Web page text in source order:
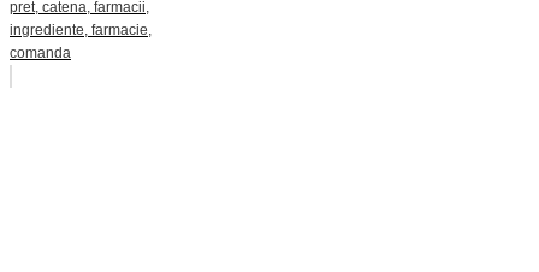
pret, catena, farmacii,
ingrediente, farmacie,
comanda